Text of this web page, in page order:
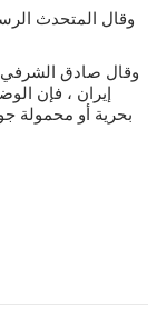
وقال المتحدث
وقال صادق الشرفي
إيران ، فإن
بحرية أو محمولة